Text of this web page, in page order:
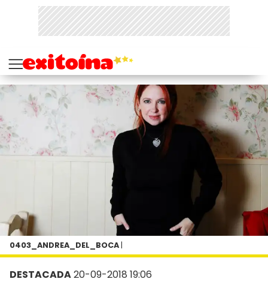
DESTACADA20-09-2018 19:06
0403_ANDREA_DEL_BOCA |